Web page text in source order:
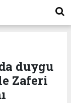
duygu
Zaferi